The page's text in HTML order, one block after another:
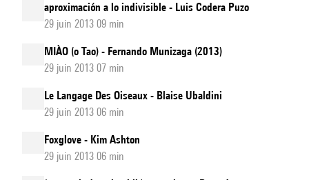
aproximación a lo indivisible - Luis Codera Puzo
29 juin 2013 09 min
MIÀO (o Tao) - Fernando Munizaga (2013)
29 juin 2013 07 min
Le Langage Des Oiseaux - Blaise Ubaldini
29 juin 2013 06 min
Foxglove - Kim Ashton
29 juin 2013 06 min